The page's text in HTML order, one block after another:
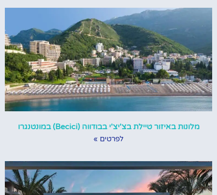
מלונות באיזור טיילת בצ'יצ'י בבודווה (Becici) במונטנגרו
לפרטים »